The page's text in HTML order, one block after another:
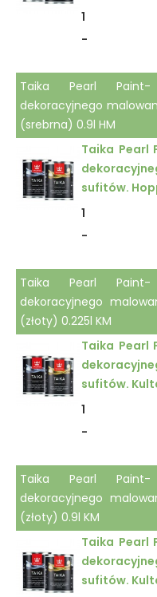
1
-
Taika Pearl
dekoracyjnego
(srebrna) 0.9l HM
Taika Pearl
sufitów.
1
-
Taika Pearl
dekoracyjnego
(złoty) 0.225l KM
Taika Pearl
sufitów.
1
-
Taika Pearl
dekoracyjnego
(złoty) 0.9l KM
Taika Pearl
sufitów.